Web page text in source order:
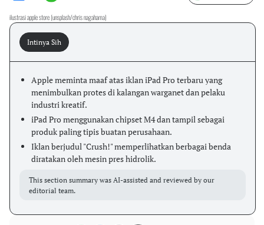
ilustrasi apple store (unsplash/chris nagahama)
Intinya Sih
Apple meminta maaf atas iklan iPad Pro terbaru yang
menimbulkan protes di kalangan warganet dan pelaku
industri kreatif.
iPad Pro menggunakan chipset M4 dan tampil sebagai
produk paling tipis buatan perusahaan.
Iklan berjudul "Crush!" memperlihatkan berbagai benda
diratakan oleh mesin pres hidrolik.
This section summary was AI-assisted and reviewed by our
editorial team.